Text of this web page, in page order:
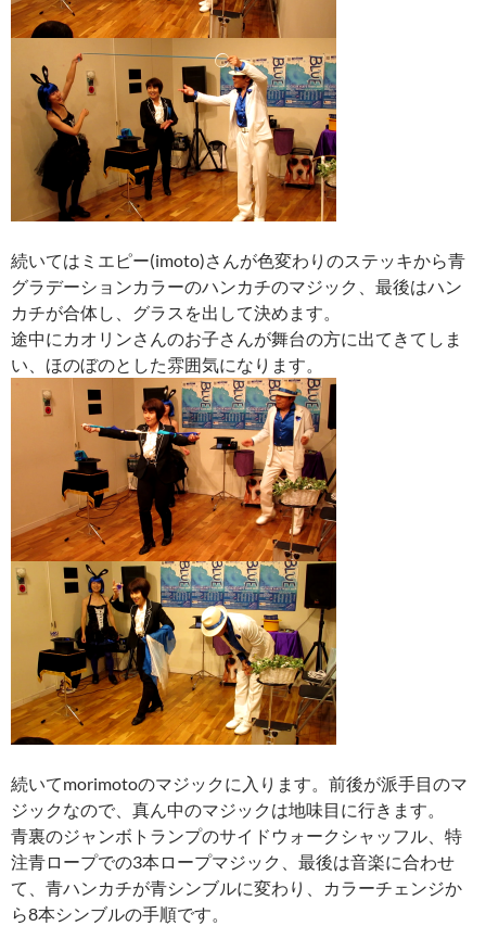
続いてはミエピー(imoto)さんが色変わりのステッキから青
グラデーションカラーのハンカチのマジック、最後はハン
カチが合体し、グラスを出して決めます。
途中にカオリンさんのお子さんが舞台の方に出てきてしま
い、ほのぼのとした雰囲気になります。
続いてmorimotoのマジックに入ります。前後が派手目のマ
ジックなので、真ん中のマジックは地味目に行きます。
青裏のジャンボトランプのサイドウォークシャッフル、特
注青ロープでの3本ロープマジック、最後は音楽に合わせ
て、青ハンカチが青シンブルに変わり、カラーチェンジか
ら8本シンブルの手順です。